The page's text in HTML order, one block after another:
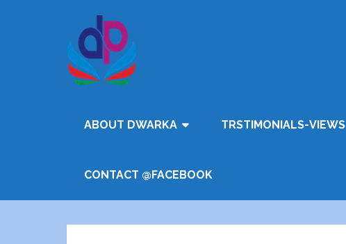
ABOUT DWARKA TRSTIMONIALS-VIEWS
CONTACT @FACEBOOK